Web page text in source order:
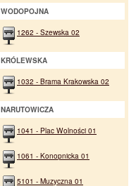
WODOPOJNA
1262 - Szewska 02
KRÓLEWSKA
1032 - Brama Krakowska 02
NARUTOWICZA
1041 - Plac Wolności 01
1061 - Konopnicka 01
5101 - Muzyczna 01